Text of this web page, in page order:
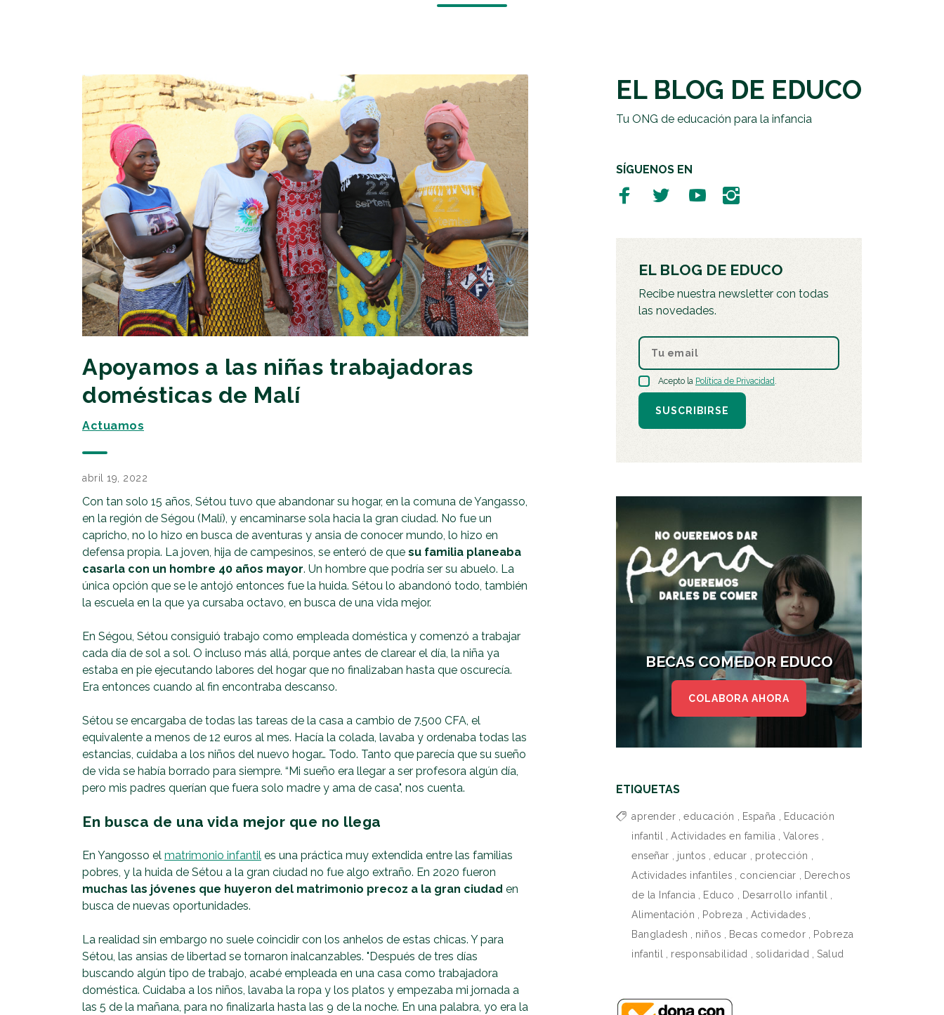
EMPRESAS SOLIDARIAS
TESTAMENTO SOLIDARIO
Apoyamos a las niñas trabajadoras
domésticas de Malí
Actuamos
abril 19, 2022
Con tan solo 15 años, Sétou tuvo que abandonar su hogar, en la comuna de Yangasso,
en la región de Ségou (Malí), y encaminarse sola hacia la gran ciudad. No fue un
capricho, no lo hizo en busca de aventuras y ansia de conocer mundo, lo hizo en
defensa propia. La joven, hija de campesinos, se enteró de que su familia planeaba
casarla con un hombre 40 años mayor. Un hombre que podría ser su abuelo. La
única opción que se le antojó entonces fue la huida. Sétou lo abandonó todo, también
la escuela en la que ya cursaba octavo, en busca de una vida mejor.
En Ségou, Sétou consiguió trabajo como empleada doméstica y comenzó a trabajar
cada día de sol a sol. O incluso más allá, porque antes de clarear el día, la niña ya
estaba en pie ejecutando labores del hogar que no finalizaban hasta que oscurecía.
Era entonces cuando al fin encontraba descanso.
Sétou se encargaba de todas las tareas de la casa a cambio de 7.500 CFA, el
equivalente a menos de 12 euros al mes. Hacía la colada, lavaba y ordenaba todas las
estancias, cuidaba a los niños del nuevo hogar… Todo. Tanto que parecía que su sueño
de vida se había borrado para siempre. “Mi sueño era llegar a ser profesora algún día,
pero mis padres querían que fuera solo madre y ama de casa", nos cuenta.
En busca de una vida mejor que no llega
En Yangosso el matrimonio infantil es una práctica muy extendida entre las familias
pobres, y la huida de Sétou a la gran ciudad no fue algo extraño. En 2020 fueron
muchas las jóvenes que huyeron del matrimonio precoz a la gran ciudad en
busca de nuevas oportunidades.
La realidad sin embargo no suele coincidir con los anhelos de estas chicas. Y para
Sétou, las ansias de libertad se tornaron inalcanzables. "Después de tres días
buscando algún tipo de trabajo, acabé empleada en una casa como trabajadora
doméstica. Cuidaba a los niños, lavaba la ropa y los platos y empezaba mi jornada a
las 5 de la mañana, para no finalizarla hasta las 9 de la noche. En una palabra, yo era la
EL BLOG DE EDUCO
Tu ONG de educación para la infancia
SÍGUENOS EN
EL BLOG DE EDUCO
Recibe nuestra newsletter con todas
las novedades.
Acepto la Política de Privacidad.
SUSCRIBIRSE
BECAS COMEDOR EDUCO
COLABORA AHORA
ETIQUETAS
aprender educación España
Educación
infantil
Actividades en familia Valores
enseñar
juntos educar protección
Actividades infantiles
concienciar
Derechos
de la Infancia
Educo Desarrollo infantil
Alimentación
Pobreza Actividades
Bangladesh
niños Becas comedor
Pobreza
infantil
responsabilidad solidaridad Salud